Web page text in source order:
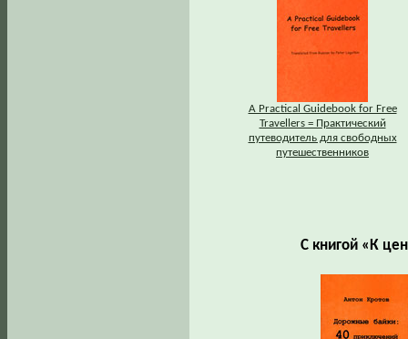
A Practical Guidebook for Free
Travellers = Практический
путеводитель для свободных
путешественников
С книгой «К